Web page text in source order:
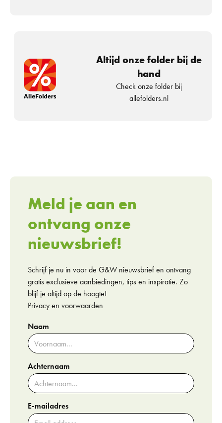
Altijd onze folder bij de
hand
Check onze folder bij
allefolders.nl
Meld je aan en
ontvang onze
nieuwsbrief!
Schrijf je nu in voor de G&W nieuwsbrief en ontvang
gratis exclusieve aanbiedingen, tips en inspiratie. Zo
blijf je altijd op de hoogte!
Privacy en voorwaarden
Naam
Achternaam
E-mailadres